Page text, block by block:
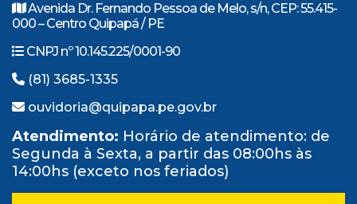
Avenida Dr. Fernando Pessoa de Melo, s/n, CEP: 55.415-
000 – Centro Quipapá / PE
CNPJ nº 10.145.225/0001-90
(81) 3685-1335
ouvidoria@quipapa.pe.gov.br
Atendimento: Horário de atendimento: de
Segunda à Sexta, a partir das 08:00hs às
14:00hs (exceto nos feriados)